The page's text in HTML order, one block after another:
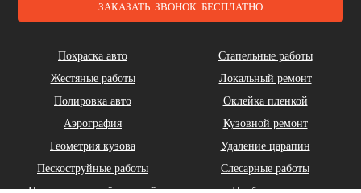
ЗАКАЗАТЬ ЗВОНОК БЕСПЛАТНО
Покраска авто
Стапельные работы
Жестяные работы
Локальный ремонт
Полировка авто
Оклейка пленкой
Аэрография
Кузовной ремонт
Геометрия кузова
Удаление царапин
Пескоструйные работы
Слесарные работы